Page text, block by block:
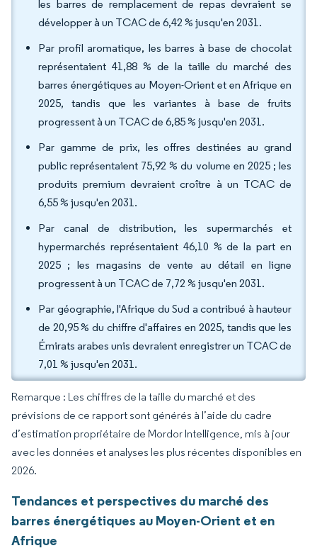
les barres de remplacement de repas devraient se
développer à un TCAC de 6,42 % jusqu'en 2031.
Par profil aromatique, les barres à base de chocolat
représentaient 41,88 % de la taille du marché des
barres énergétiques au Moyen-Orient et en Afrique en
2025, tandis que les variantes à base de fruits
progressent à un TCAC de 6,85 % jusqu'en 2031.
Par gamme de prix, les offres destinées au grand
public représentaient 75,92 % du volume en 2025 ; les
produits premium devraient croître à un TCAC de
6,55 % jusqu'en 2031.
Par canal de distribution, les supermarchés et
hypermarchés représentaient 46,10 % de la part en
2025 ; les magasins de vente au détail en ligne
progressent à un TCAC de 7,72 % jusqu'en 2031.
Par géographie, l'Afrique du Sud a contribué à hauteur
de 20,95 % du chiffre d'affaires en 2025, tandis que les
Émirats arabes unis devraient enregistrer un TCAC de
7,01 % jusqu'en 2031.
Remarque : Les chiffres de la taille du marché et des
prévisions de ce rapport sont générés à l’aide du cadre
d’estimation propriétaire de Mordor Intelligence, mis à jour
avec les données et analyses les plus récentes disponibles en
2026.
Tendances et perspectives du marché des
barres énergétiques au Moyen-Orient et en
Afrique